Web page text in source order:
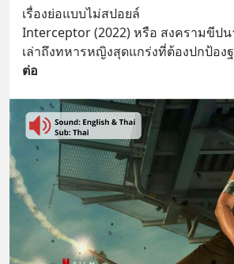
เรื่องย่อแบบไม่สปอยล์
Interceptor (2022) หรือ สงครามขีป
เล่าถึงทหารหญิงสุดแกร่งที่ต้องปกป้อง
ต่อ